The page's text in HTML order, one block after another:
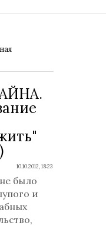
10.10.2012, 18:23
было
и